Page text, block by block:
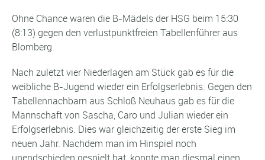
Ohne Chance waren die B-Mädels der HSG beim 15:30
(8:13) gegen den verlustpunktfreien Tabellenführer aus
Blomberg.
Nach zuletzt vier Niederlagen am Stück gab es für die
weibliche B-Jugend wieder ein Erfolgserlebnis. Gegen den
Tabellennachbarn aus Schloß Neuhaus gab es für die
Mannschaft von Sascha, Caro und Julian wieder ein
Erfolgserlebnis. Dies war gleichzeitig der erste Sieg im
neuen Jahr. Nachdem man im Hinspiel noch